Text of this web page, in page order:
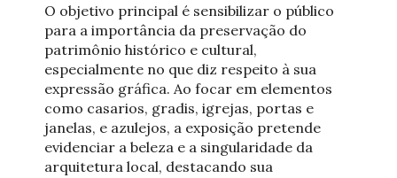
O objetivo principal é sensibilizar o público
para a importância da preservação do
patrimônio histórico e cultural,
especialmente no que diz respeito à sua
expressão gráfica. Ao focar em elementos
como casarios, gradis, igrejas, portas e
janelas, e azulejos, a exposição pretende
evidenciar a beleza e a singularidade da
arquitetura local, destacando sua